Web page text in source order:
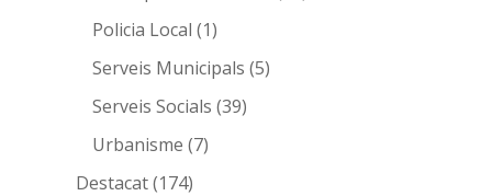
Policia Local (1)
Serveis Municipals (5)
Serveis Socials (39)
Urbanisme (7)
Destacat(174)